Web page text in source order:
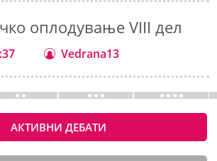
оплодување VIII дел
Vedrana13
АКТИВНИ ДЕБАТИ